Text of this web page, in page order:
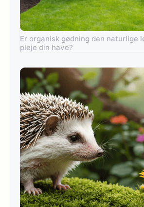
Er organisk gødning den naturlige
pleje din have?